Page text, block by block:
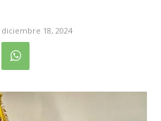
diciembre 18, 2024